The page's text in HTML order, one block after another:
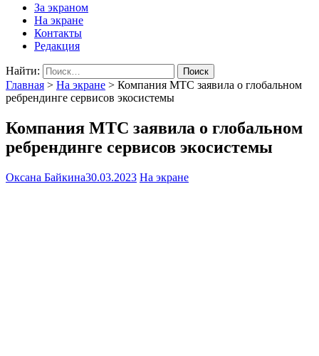
За экраном
На экране
Контакты
Редакция
Найти:
Главная > На экране > Компания МТС заявила о глобальном
ребрендинге сервисов экосистемы
Компания МТС заявила о глобальном
ребрендинге сервисов экосистемы
Оксана Байкина30.03.2023 На экране